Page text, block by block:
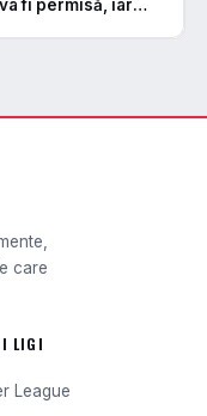
fi permisă, iar
care
LIGI
League